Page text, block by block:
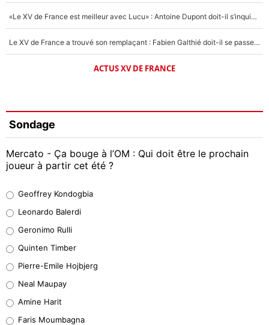
«Le XV de France est meilleur avec Lucu» : Antoine Dupont doit-il s’inquiéter pour sa place ?
Le XV de France a trouvé son remplaçant : Fabien Galthié doit-il se passer d'Antoine Dupont ?
ACTUS XV DE FRANCE
Sondage
Mercato - Ça bouge à l’OM : Qui doit être le prochain
joueur à partir cet été ?
38%
32%
5%
1%
Geoffrey Kondogbia
Leonardo Balerdi
Geronimo Rulli
Quinten Timber
Pierre-Emile Hojbjerg
Neal Maupay
Amine Harit
Faris Moumbagna